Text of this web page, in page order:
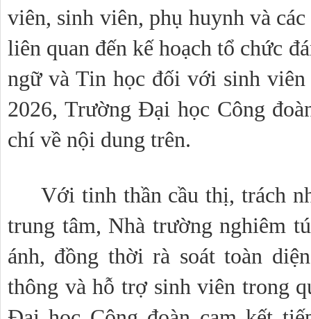
viên, sinh viên, phụ huynh và
liên quan đến kế hoạch tổ chức
ngữ và Tin học đối với sinh
2026, Trường Đại học Công
chí về nội dung trên.
Với tinh thần cầu thị, trách
trung tâm, Nhà trường nghiêm
ánh, đồng thời rà soát toàn
thông và hỗ trợ sinh viên trong